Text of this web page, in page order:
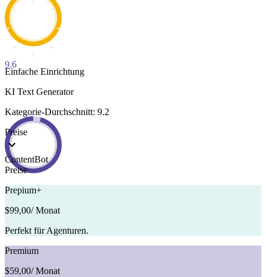
9.6
Einfache Einrichtung
KI Text Generator
Kategorie-Durchschnitt: 9.2
Preise
ContentBot
Preise
Prepium+
$99,00/ Monat
Perfekt für Agenturen.
Premium
$59,00/ Monat